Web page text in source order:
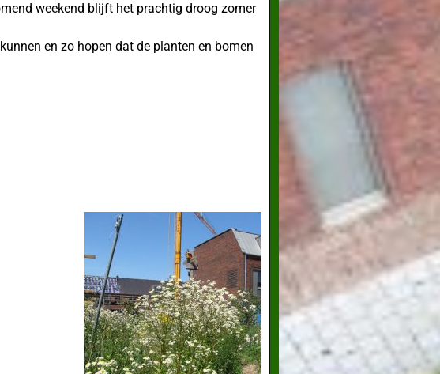
weekend blijft het prachtig droog zomer
en zo hopen dat de planten en bomen